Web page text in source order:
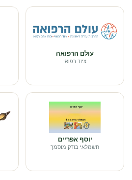
עולם הרפואה
ציוד רפואי
יוסף אפריים
חשמלאי בודק מוסמך